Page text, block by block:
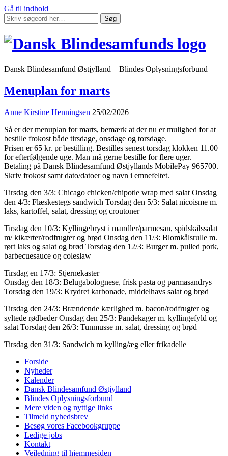
Gå til indhold
Søg
Dansk Blindesamfund Østjylland – Blindes Oplysningsforbund
Menuplan for marts
Anne Kirstine Henningsen 25/02/2026
Så er der menuplan for marts, bemærk at der nu er mulighed for at
bestille frokost både tirsdage, onsdage og torsdage.
Prisen er 65 kr. pr bestilling. Bestilles senest torsdag klokken 11.00
for efterfølgende uge. Man må gerne bestille for flere uger.
Betaling på Dansk Blindesamfund Østjyllands MobilePay 965700.
Skriv frokost samt dato/datoer og navn i emnefeltet.
Tirsdag den 3/3: Chicago chicken/chipotle wrap med salat Onsdag
den 4/3: Flæskestegs sandwich Torsdag den 5/3: Salat nicoisme m.
laks, kartoffel, salat, dressing og croutoner
Tirsdag den 10/3: Kyllingebryst i mandler/parmesan, spidskålssalat
m/ kikærter/rodfrugter og brød Onsdag den 11/3: Blomkålsrulle m.
rørt laks og salat og brød Torsdag den 12/3: Burger m. pulled pork,
barbecuesauce og coleslaw
Tirsdag en 17/3: Stjernekaster
Onsdag den 18/3: Belugabolognese, frisk pasta og parmasandrys
Torsdag den 19/3: Krydret karbonade, middelhavs salat og brød
Tirsdag den 24/3: Brændende kærlighed m. bacon/rodfrugter og
syltede rødbeder Onsdag den 25/3: Pandekager m. kyllingefyld og
salat Torsdag den 26/3: Tunmusse m. salat, dressing og brød
Tirsdag den 31/3: Sandwich m kylling/æg eller frikadelle
Forside
Nyheder
Kalender
Dansk Blindesamfund Østjylland
Blindes Oplysningsforbund
Mere viden og nyttige links
Tilmeld nyhedsbrev
Besøg vores Facebookgruppe
Ledige jobs
Kontakt
Vejledning til hjemmesiden